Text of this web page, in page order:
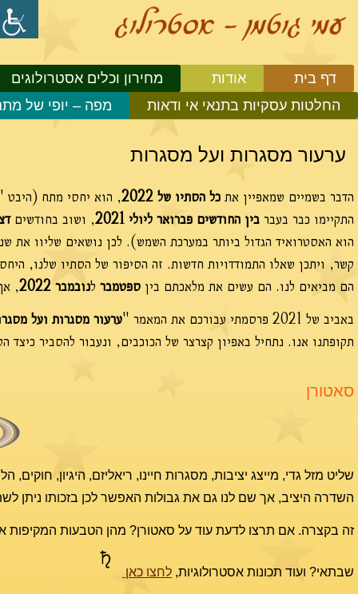
דף בית אודות
מחירון וכלים אסטרולוגים
החלטות עסקיות בתנאי אי ודאות
מפה – יופי של
ערעור מסגרות ועל מסגרות
הדבר בשמיים שמאפיין את כל הסתיו של 2022
, הוא יחסי מתח (היבט
התקיימו כבר בעבר בין החודשים פברואר ליולי 2021 , ושוב בחודשים
קשר, ויתכן שאלו התמודדויות חדשות. זה הסיפור של הסתיו שלנו,
הם מביאים לנו. הם עשים את מלאכתם בין ספטמבר לנובמבר 2022
,
באביב של 2021 פרסמתי עבורכם את המאמר "
ערעור מסגרות ועל
תקופתנו אנו. נתחיל באפיון קצרצר של הכוכבים, ונעבור להסביר כיצד
סאטורן
שליט מזל גדי, מייצג יציבות, מסגרות חיינו, ריאליזם, היגיון,
השדרה היציב, אך שם לנו גם את גבולות האפשר לכן בזכותו ניתן
זה בקצרה. אם תרצו לדעת עוד על סאטורן? מהן הטבעות
שבתאי? ועוד תכונות אסטרולוגיות, לחצו כאן